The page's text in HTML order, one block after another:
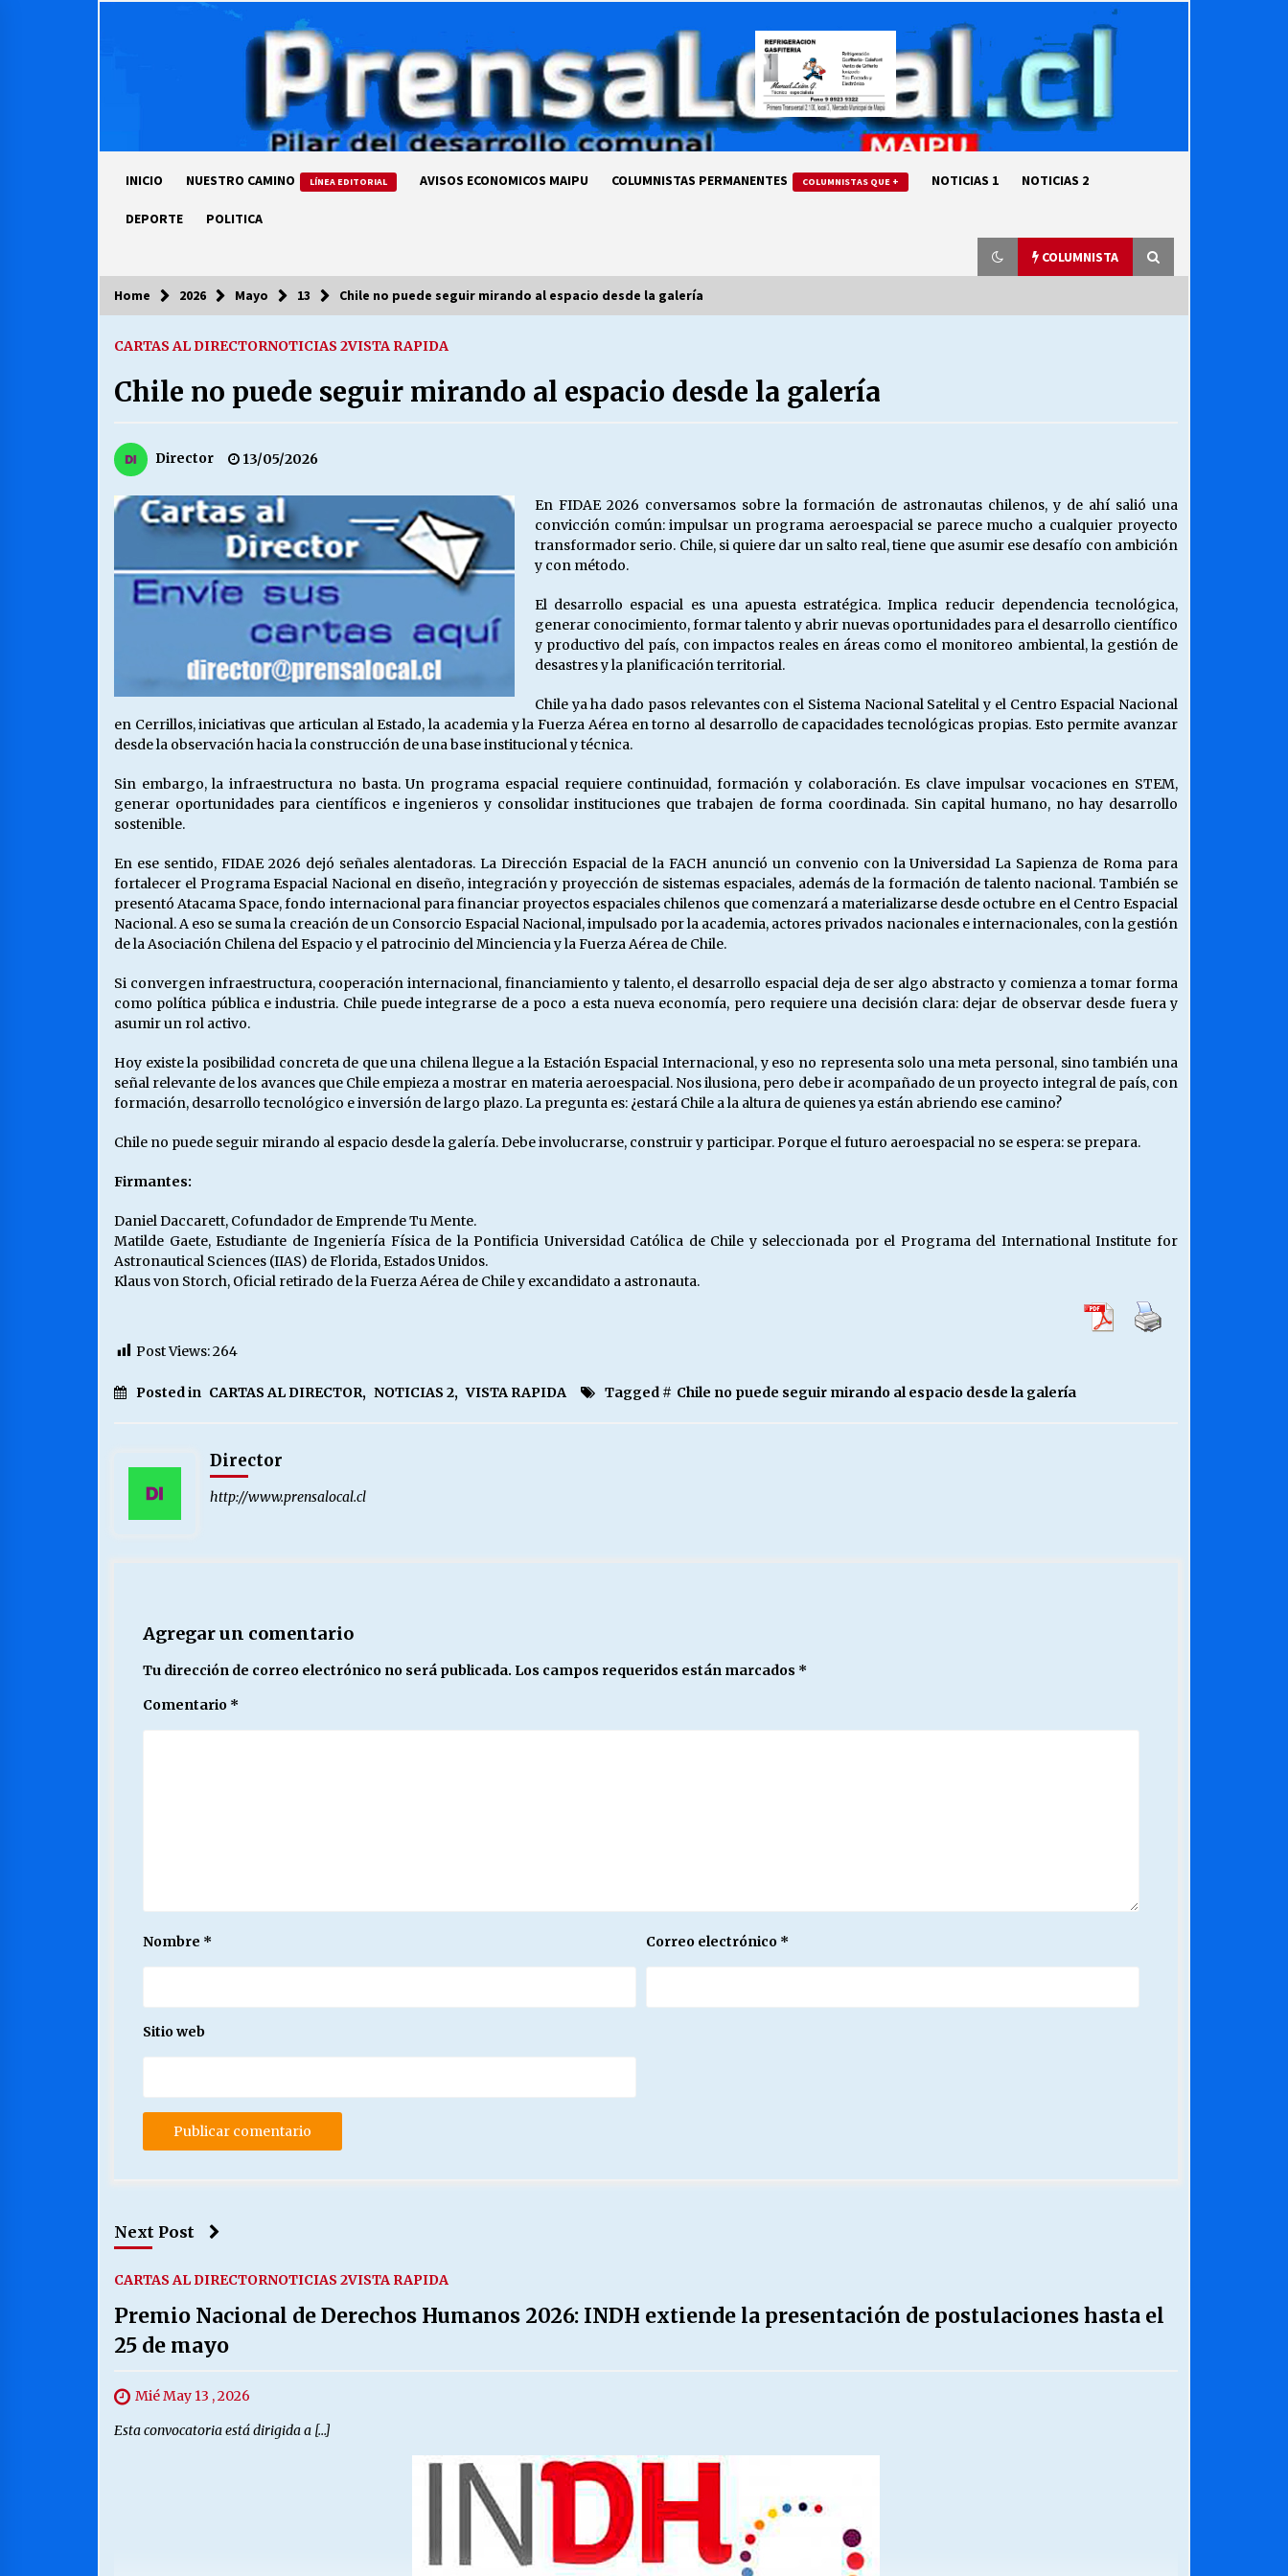
INICIO NUESTRO CAMINO LÍNEA EDITORIAL AVISOS ECONOMICOS MAIPU COLUMNISTAS PERMANENTES COLUMNISTAS QUE + NOTICIAS 1 NOTICIAS 2
DEPORTE POLITICA
COLUMNISTA
COLUMNISTA
luz… ¿Y cuándo van a bajar?
03/08/2026
69 AÑOS DE HISTORIA
28/07/2026
MUNICIPALIDAD, TRABAJADORES,
CLIMA LABORAL:
VOLVER A SER ALTERNATIVA
16/06/2026
MUNICIPALIDADES, HONORARIOS,
DESPIDOS
28/05/2026
Releyendo la Rerum Novarum a 135
años. “La cuestión social hoy”.
S.O.S. a los ricos, Save Our Souls
(Salvar Nuestras Almas)
30/04/2026
¿Asesores con doble sueldo?
18/04/2026
Chile y sus segmentos de la riqueza
06/04/2026
Home 2026 Mayo 13 Chile no puede seguir mirando al espacio desde la galería
CARTAS AL DIRECTORNOTICIAS 2VISTA RAPIDA
Chile no puede seguir mirando al espacio desde la galería
Director 13/05/2026
En FIDAE 2026 conversamos sobre la formación de astronautas chilenos, y de ahí salió una
convicción común: impulsar un programa aeroespacial se parece mucho a cualquier proyecto
transformador serio. Chile, si quiere dar un salto real, tiene que asumir ese desafío con ambición
y con método.
El desarrollo espacial es una apuesta estratégica. Implica reducir dependencia tecnológica,
generar conocimiento, formar talento y abrir nuevas oportunidades para el desarrollo científico
y productivo del país, con impactos reales en áreas como el monitoreo ambiental, la gestión de
desastres y la planificación territorial.
Chile ya ha dado pasos relevantes con el Sistema Nacional Satelital y el Centro Espacial Nacional
en Cerrillos, iniciativas que articulan al Estado, la academia y la Fuerza Aérea en torno al desarrollo de capacidades tecnológicas propias. Esto permite avanzar
desde la observación hacia la construcción de una base institucional y técnica.
Sin embargo, la infraestructura no basta. Un programa espacial requiere continuidad, formación y colaboración. Es clave impulsar vocaciones en STEM,
generar oportunidades para científicos e ingenieros y consolidar instituciones que trabajen de forma coordinada. Sin capital humano, no hay desarrollo
sostenible.
En ese sentido, FIDAE 2026 dejó señales alentadoras. La Dirección Espacial de la FACH anunció un convenio con la Universidad La Sapienza de Roma para
fortalecer el Programa Espacial Nacional en diseño, integración y proyección de sistemas espaciales, además de la formación de talento nacional. También se
presentó Atacama Space, fondo internacional para financiar proyectos espaciales chilenos que comenzará a materializarse desde octubre en el Centro Espacial
Nacional. A eso se suma la creación de un Consorcio Espacial Nacional, impulsado por la academia, actores privados nacionales e internacionales, con la gestión
de la Asociación Chilena del Espacio y el patrocinio del Minciencia y la Fuerza Aérea de Chile.
Si convergen infraestructura, cooperación internacional, financiamiento y talento, el desarrollo espacial deja de ser algo abstracto y comienza a tomar forma
como política pública e industria. Chile puede integrarse de a poco a esta nueva economía, pero requiere una decisión clara: dejar de observar desde fuera y
asumir un rol activo.
Hoy existe la posibilidad concreta de que una chilena llegue a la Estación Espacial Internacional, y eso no representa solo una meta personal, sino también una
señal relevante de los avances que Chile empieza a mostrar en materia aeroespacial. Nos ilusiona, pero debe ir acompañado de un proyecto integral de país, con
formación, desarrollo tecnológico e inversión de largo plazo. La pregunta es: ¿estará Chile a la altura de quienes ya están abriendo ese camino?
Chile no puede seguir mirando al espacio desde la galería. Debe involucrarse, construir y participar. Porque el futuro aeroespacial no se espera: se prepara.
Firmantes:
Daniel Daccarett, Cofundador de Emprende Tu Mente.
Matilde Gaete, Estudiante de Ingeniería Física de la Pontificia Universidad Católica de Chile y seleccionada por el Programa del International Institute for
Astronautical Sciences (IIAS) de Florida, Estados Unidos.
Klaus von Storch, Oficial retirado de la Fuerza Aérea de Chile y excandidato a astronauta.
Post Views:264
Posted in CARTAS AL DIRECTOR, NOTICIAS 2, VISTA RAPIDA Tagged # Chile no puede seguir mirando al espacio desde la galería
Director
http://www.prensalocal.cl
Agregar un comentario
Tu dirección de correo electrónico no será publicada. Los campos requeridos están marcados *
Comentario *
Nombre * Correo electrónico *
Sitio web
Next Post
CARTAS AL DIRECTORNOTICIAS 2VISTA RAPIDA
Premio Nacional de Derechos Humanos 2026: INDH extiende la presentación de postulaciones hasta el
25 de mayo
Mié May 13 , 2026
Esta convocatoria está dirigida a […]